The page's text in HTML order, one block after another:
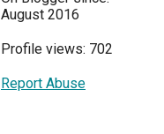
August 2016
Profile views: 702
Report Abuse